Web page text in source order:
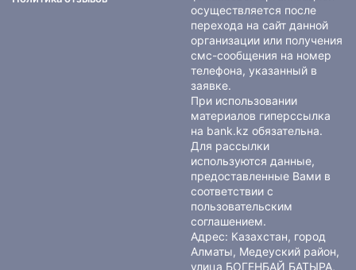
осуществляется после
перехода на сайт данной
организации или получения
смс-сообщения на номер
телефона, указанный в
заявке.
При использовании
материалов гиперссылка
на bank.kz обязательна.
Для рассылки
используются данные,
предоставленные Вами в
соответствии с
пользовательским
соглашением.
Адрес: Казахстан, город
Алматы, Медеуский район,
улица БОГЕНБАЙ БАТЫРА,